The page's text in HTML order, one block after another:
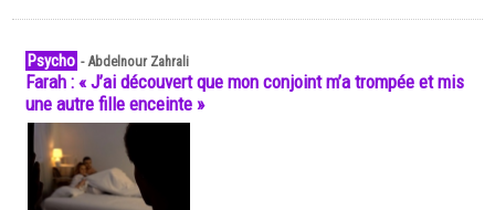
Psycho -Abdelnour Zahrali
Farah : « J’ai découvert que mon conjoint m’a trompée et mis
une autre fille enceinte »